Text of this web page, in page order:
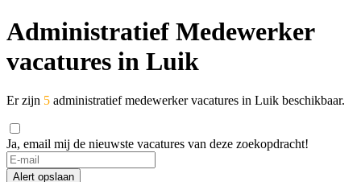
Administratief Medewerker
vacatures in Luik
Er zijn 5 administratief medewerker vacatures in Luik beschikbaar.
Ja, email mij de nieuwste vacatures van deze zoekopdracht!
If
you
Alert opslaan